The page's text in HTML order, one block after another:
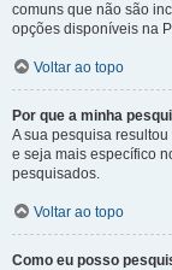
comuns que não são
opções disponíveis na
Voltar ao topo
Por que a minha
A sua pesquisa
e seja mais específico
pesquisados.
Voltar ao topo
Como eu posso